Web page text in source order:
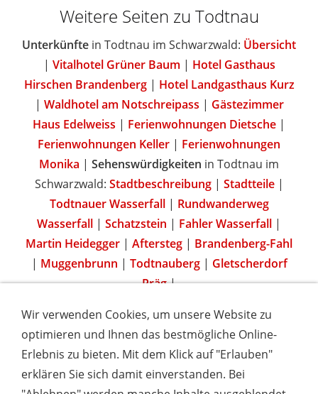
Weitere Seiten zu Todtnau
Unterkünfte in Todtnau im Schwarzwald: Übersicht
| Vitalhotel Grüner Baum | Hotel Gasthaus
Hirschen Brandenberg| Hotel Landgasthaus Kurz
| Waldhotel am Notschreipass | Gästezimmer
Haus Edelweiss | Ferienwohnungen Dietsche |
Ferienwohnungen Keller | Ferienwohnungen
Monika | Sehenswürdigkeiten in Todtnau im
Schwarzwald: Stadtbeschreibung| Stadtteile|
Todtnauer Wasserfall| Rundwanderweg
Wasserfall | Schatzstein | Fahler Wasserfall |
Martin Heidegger | Aftersteg | Brandenberg-Fahl
| Muggenbrunn | Todtnauberg| Gletscherdorf
Präg|
IMPRESSUM COOKIES & DATENSCHUTZ
AGB
TOURISMUSHELD
WISSENSWERT
NEWSLETTER
Wir verwenden Cookies, um unsere Website zu
optimieren und Ihnen das bestmögliche Online-
Erlebnis zu bieten. Mit dem Klick auf "Erlauben"
erklären Sie sich damit einverstanden. Bei